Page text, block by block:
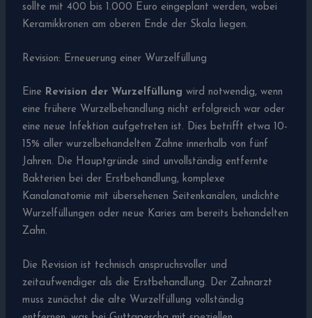
sollte mit 400 bis 1.000 Euro eingeplant werden, wobei
Keramikkronen am oberen Ende der Skala liegen.
Revision: Erneuerung einer Wurzelfüllung
Eine Revision der Wurzelfüllung wird notwendig, wenn
eine frühere Wurzelbehandlung nicht erfolgreich war oder
eine neue Infektion aufgetreten ist. Dies betrifft etwa 10-
15% aller wurzelbehandelten Zähne innerhalb von fünf
Jahren. Die Hauptgründe sind unvollständig entfernte
Bakterien bei der Erstbehandlung, komplexe
Kanalanatomie mit übersehenen Seitenkanälen, undichte
Wurzelfüllungen oder neue Karies am bereits behandelten
Zahn.
Die Revision ist technisch anspruchsvoller und
zeitaufwendiger als die Erstbehandlung. Der Zahnarzt
muss zunächst die alte Wurzelfüllung vollständig